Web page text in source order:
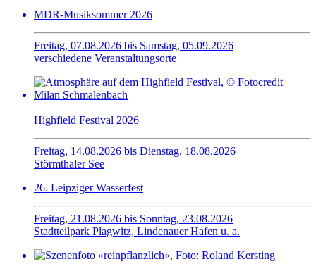
MDR-Musiksommer 2026
Freitag, 07.08.2026 bis Samstag, 05.09.2026
verschiedene Veranstaltungsorte
Highfield Festival 2026
Freitag, 14.08.2026 bis Dienstag, 18.08.2026
Störmthaler See
26. Leipziger Wasserfest
Freitag, 21.08.2026 bis Sonntag, 23.08.2026
Stadtteilpark Plagwitz, Lindenauer Hafen u. a.